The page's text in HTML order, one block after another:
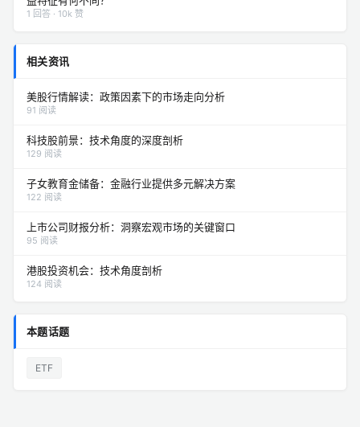
1 回答 · 10k 赞
相关资讯
美股行情解读：政策因素下的市场走向分析
91 阅读
科技股前景：技术角度的深度剖析
129 阅读
子女教育金储备：金融行业提供多元解决方案
122 阅读
上市公司财报分析：洞察宏观市场的关键窗口
95 阅读
港股投资机会：技术角度剖析
124 阅读
本题话题
ETF